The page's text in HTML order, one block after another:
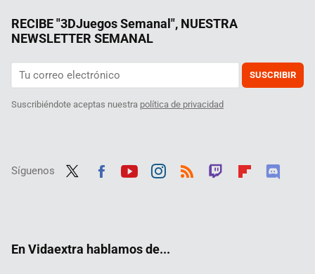
RECIBE "3DJuegos Semanal", NUESTRA
NEWSLETTER SEMANAL
SUSCRIBIR
Suscribiéndote aceptas nuestra política de privacidad
Síguenos
En Vidaextra hablamos de...